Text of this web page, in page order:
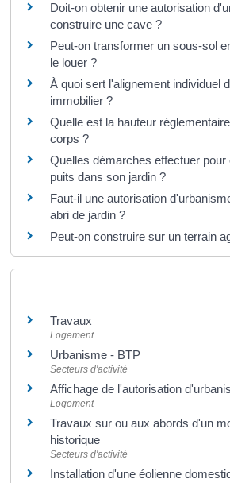
Doit-on obtenir une autorisation
construire une cave ?
Peut-on transformer un sous-sol
le louer ?
À quoi sert l'alignement individuel
immobilier ?
Quelle est la hauteur
corps ?
Quelles démarches effectuer pour
puits dans son jardin ?
Faut-il une autorisation
abri de jardin ?
Peut-on construire sur un terrain
Travaux
Logement
Urbanisme - BTP
Secteurs d'activité
Affichage de l'autorisation
Logement
Travaux sur ou aux abords d'un
historique
Secteurs d'activité
Installation d'une éolienne